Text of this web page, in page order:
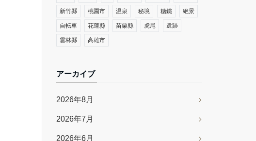
新竹縣 桃園市 温泉 秘境 糖鐵 絶景
自転車 花蓮縣 苗栗縣 虎尾 遺跡
雲林縣 高雄市
アーカイブ
2026年8月
2026年7月
2026年6月